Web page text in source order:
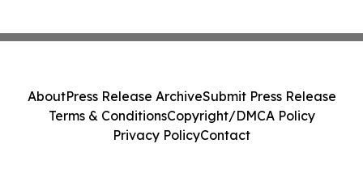
AboutPress Release ArchiveSubmit Press Release
Terms & ConditionsCopyright/DMCA Policy
Privacy PolicyContact